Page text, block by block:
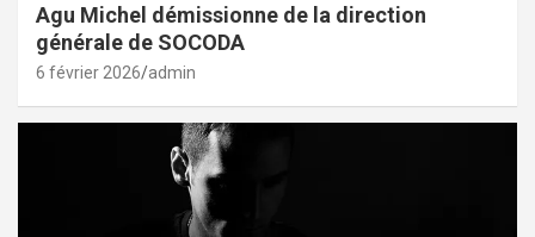
Agu Michel démissionne de la direction
générale de SOCODA
6 février 2026 admin